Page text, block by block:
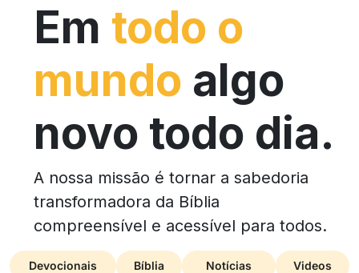
Em todo o
mundo algo
novo todo dia.
A nossa missão é tornar a sabedoria
transformadora da Bíblia
compreensível e acessível para todos.
Devocionais Bíblia Notícias Videos